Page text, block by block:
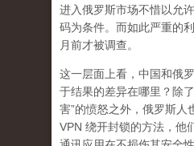
进入俄罗斯市场不惜以允
码为条件。而如此严重的
月前才被调查。
这一层面上看，中国和俄
于结果的差异在哪里？除
害”的愤怒之外，俄罗斯人
VPN 绕开封锁的方法，他